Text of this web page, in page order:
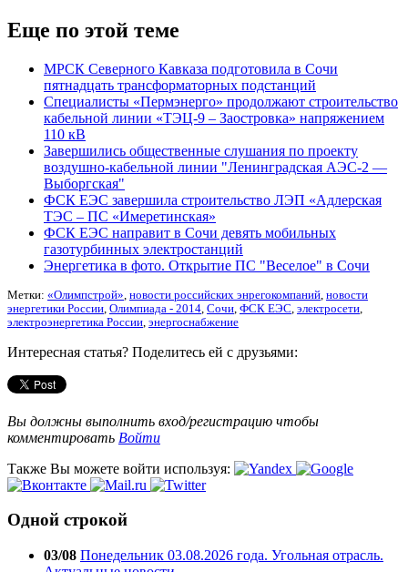
Еще по этой теме
МРСК Северного Кавказа подготовила в Сочи
пятнадцать трансформаторных подстанций
Специалисты «Пермэнерго» продолжают строительство
кабельной линии «ТЭЦ-9 – Заостровка» напряжением
110 кВ
Завершились общественные слушания по проекту
воздушно-кабельной линии "Ленинградская АЭС-2 —
Выборгская"
ФСК ЕЭС завершила строительство ЛЭП «Адлерская
ТЭС – ПС «Имеретинская»
ФСК ЕЭС направит в Сочи девять мобильных
газотурбинных электростанций
Энергетика в фото. Открытие ПС "Веселое" в Сочи
Метки: «Олимпстрой» новости российских энрегокомпаний новости
энергетики России Олимпиада - 2014 Сочи ФСК ЕЭС электросети
электроэнергетика России энергоснабжение
Интересная статья? Поделитесь ей с друзьями:
Вы должны выполнить вход/регистрацию чтобы
комментировать Войти
Также Вы можете войти используя:
Одной строкой
03/08 Понедельник 03.08.2026 года. Угольная отрасль.